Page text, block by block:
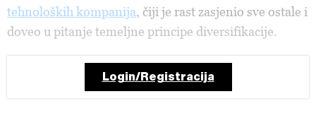
tehnoloških kompanija, čiji je rast zasjenio sve ostale i
doveo u pitanje temeljne principe diversifikacije.
Login/Registracija